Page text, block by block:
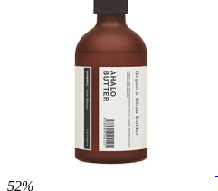
40 баллов
724.00 Р
за 1.00 мл
Нет в наличии
 
52%